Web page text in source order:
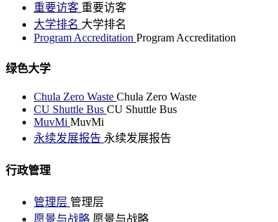
重要访客 重要访客
大学排名 大学排名
Program Accreditation Program Accreditation
绿色大学
Chula Zero Waste Chula Zero Waste
CU Shuttle Bus CU Shuttle Bus
MuvMi MuvMi
永续发展报告 永续发展报告
行政管理
管理层 管理层
愿景与战略 愿景与战略